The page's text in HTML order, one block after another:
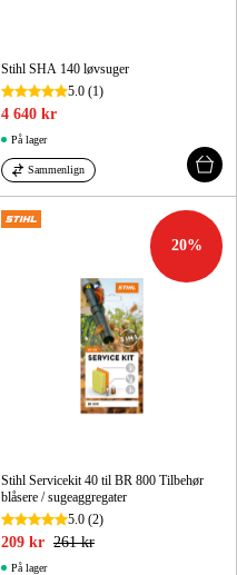
Stihl SHA 140 løvsuger
5.0 (1)
4 640 kr
På lager
Sammenlign
20%
Stihl Servicekit 40 til BR 800 Tilbehør
blåsere / sugeaggregater
5.0 (2)
209 kr 261 kr
På lager